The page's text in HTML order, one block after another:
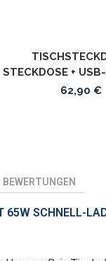
STECKDOSE +
+ NETZWERK
62,90 €
BEWERTUNGEN
SCHNELL-